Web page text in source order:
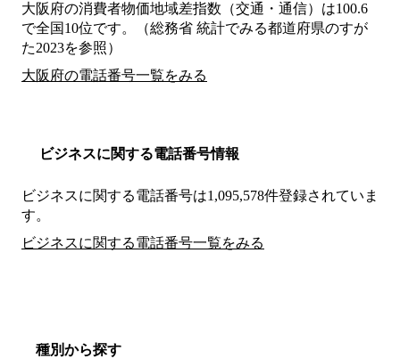
大阪府の消費者物価地域差指数（交通・通信）は100.6
で全国10位です。（総務省 統計でみる都道府県のすが
た2023を参照）
大阪府の電話番号一覧をみる
ビジネスに関する電話番号情報
ビジネスに関する電話番号は1,095,578件登録されていま
す。
ビジネスに関する電話番号一覧をみる
種別から探す